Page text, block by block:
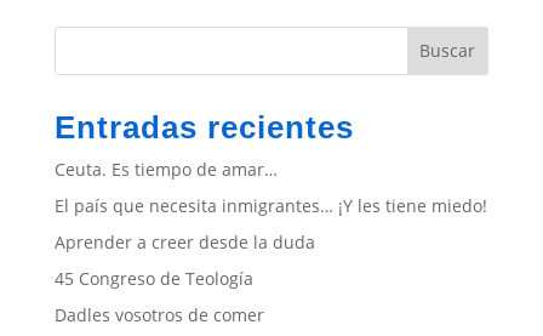
Buscar
Entradas recientes
Ceuta. Es tiempo de amar…
El país que necesita inmigrantes… ¡Y les tiene miedo!
Aprender a creer desde la duda
45 Congreso de Teología
Dadles vosotros de comer